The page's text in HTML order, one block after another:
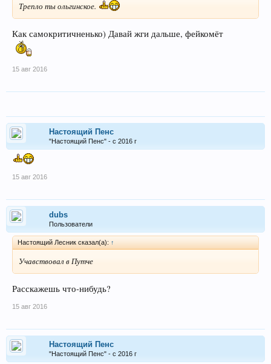
Трепло ты ольгинское.
Как самокритичненько) Давай жги дальше, фейкомёт
15 авг 2016
Настоящий Пенс
"Настоящий Пенс" - с 2016 г
15 авг 2016
dubs
Пользователи
Настоящий Лесник сказал(а): ↑
Учавствовал в Путче
Расскажешь что-нибудь?
15 авг 2016
Настоящий Пенс
"Настоящий Пенс" - с 2016 г